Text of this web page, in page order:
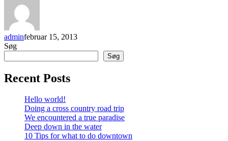
adminfebruar 15, 2013
Søg
Søg
Recent Posts
Hello world!
Doing a cross country road trip
We encountered a true paradise
Deep down in the water
10 Tips for what to do downtown